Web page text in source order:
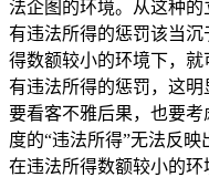
法企图的环境。从这种
有违法所得的惩罚该当
得数额较小的环境下，
有违法所得的惩罚，这
要看客不雅后果，也要
度的“违法所得”无法反
在违法所得数额较小的